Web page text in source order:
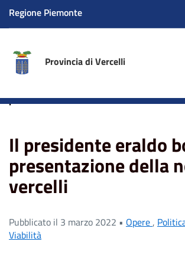
Regione Piemonte
Provincia di Vercelli
presentazione della novara-vercelli
Il presidente eraldo
presentazione della
vercelli
Pubblicato il 3 marzo 2022 • Opere,
Viabilità